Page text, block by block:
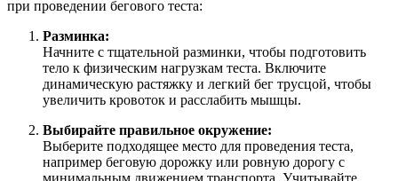
при проведении бегового теста:
Разминка:
Начните с тщательной разминки, чтобы подготовить
тело к физическим нагрузкам теста. Включите
динамическую растяжку и легкий бег трусцой, чтобы
увеличить кровоток и расслабить мышцы.
Выбирайте правильное окружение:
Выберите подходящее место для проведения теста,
например беговую дорожку или ровную дорогу с
минимальным движением транспорта. Учитывайте